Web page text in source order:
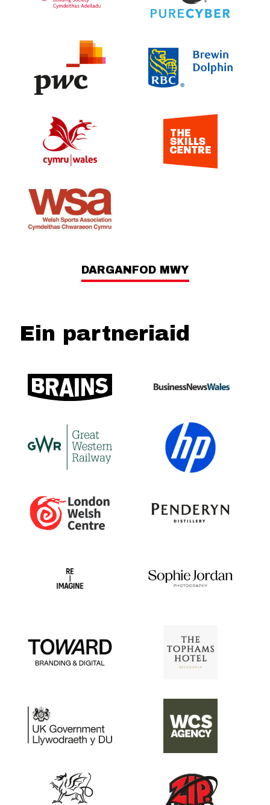
DARGANFOD MWY
Ein partneriaid